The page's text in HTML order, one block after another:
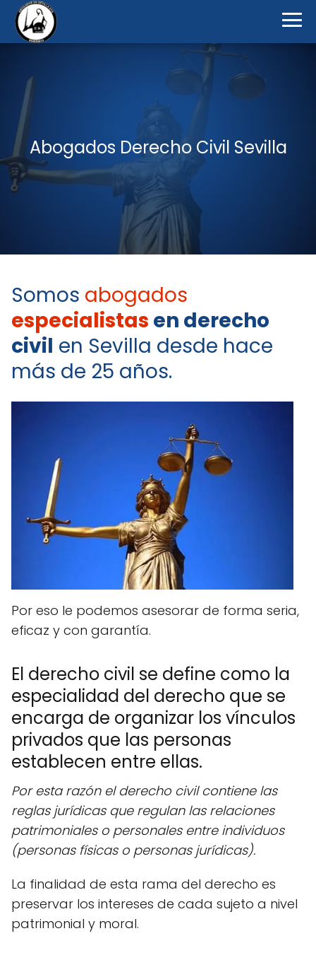
Abogados Derecho Civil Sevilla
Somos abogados
especialistas en derecho
civil en Sevilla desde hace
más de 25 años.
Por eso le podemos asesorar de forma seria,
eficaz y con garantía.
El derecho civil se define como la
especialidad del derecho que se
encarga de organizar los vínculos
privados que las personas
establecen entre ellas.
Por esta razón el derecho civil contiene las
reglas jurídicas que regulan las relaciones
patrimoniales o personales entre individuos
(personas físicas o personas jurídicas).
La finalidad de esta rama del derecho es
preservar los intereses de cada sujeto a nivel
patrimonial y moral.